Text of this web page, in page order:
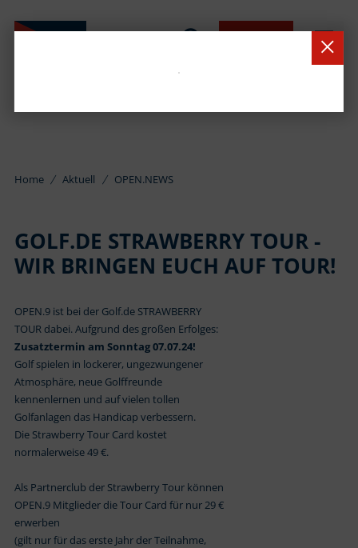
Home Aktuell OPEN.NEWS
GOLF.DE STRAWBERRY TOUR -
WIR BRINGEN EUCH AUF TOUR!
OPEN.9 ist bei der Golf.de STRAWBERRY
TOUR dabei. Aufgrund des großen Erfolges:
Zusatztermin am Sonntag 07.07.24!
Golf spielen in lockerer, ungezwungener
Atmosphäre, neue Golffreunde
kennenlernen und auf vielen tollen
Golfanlagen das Handicap verbessern.
Die Strawberry Tour Card kostet
normalerweise 49 €.
Als Partnerclub der Strawberry Tour können
OPEN.9 Mitglieder die Tour Card für nur 29 €
erwerben
(gilt nur für das erste Jahr der Teilnahme,